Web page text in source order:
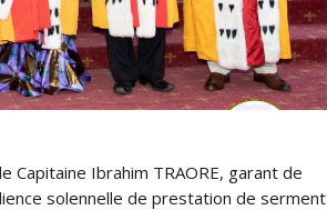
Capitaine Ibrahim TRAORE, garant de
solennelle de prestation de serment